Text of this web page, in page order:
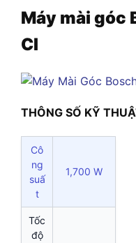
Máy mài góc
CI
THÔNG SỐ KỸ
Cô
ng
suấ
t
1,700 W
Tốc
độ